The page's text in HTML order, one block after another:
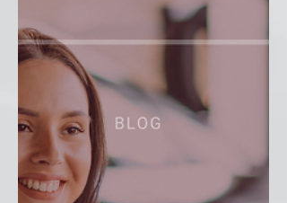
veces escuchamos a los vendedores
decir que su producto tiene mucho
valor, que el aporte de su empresa...